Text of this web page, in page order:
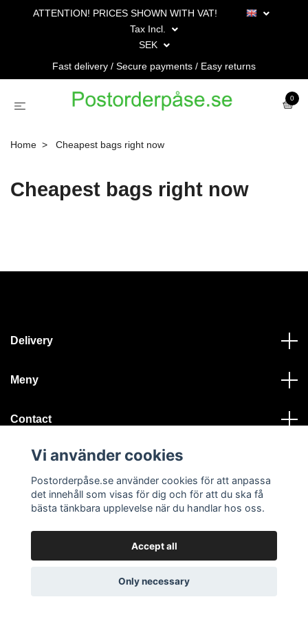
ATTENTION! PRICES SHOWN WITH VAT!
Tax Incl.
SEK
Fast delivery / Secure payments / Easy returns
0
Home Cheapest bags right now
Cheapest bags right now
Delivery
Meny
Contact
© 2026 Postorderpåse.se
Chatta via WhatsApp här
Vi använder cookies
Postorderpåse.se använder cookies för att anpassa
det innehåll som visas för dig och för att du ska få
bästa tänkbara upplevelse när du handlar hos oss.
Accept all
Only necessary